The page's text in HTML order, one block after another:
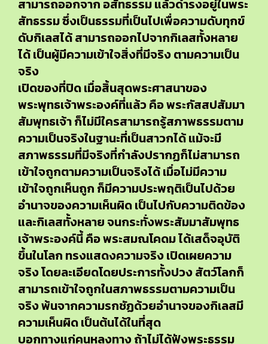
สามารถออกจาก อสัทธรรม แล้วดำรงอยู่ในพระ
สัทธรรม ซึ่งเป็นธรรมที่เป็นไปเพื่อความดับทุกข์
ดับกิเลสได้ สามารถออกไปจากกิเลสทั้งหลาย
ได้ เป็นผู้มีความเข้าใจสิ่งที่มีจริง ตามความเป็น
จริง
เปิดของที่ปิด เมื่อสิ้นสุดพระศาสนาของ
พระพุทธเจ้าพระองค์ที่แล้ว คือ พระกัสสปสัมมา
สัมพุทธเจ้า ก็ไม่มีใครสามารถรู้สภาพธรรมตาม
ความเป็นจริงในฐานะที่เป็นสาวกได้ แม้จะมี
สภาพธรรมที่มีจริงที่กำลังปรากฏก็ไม่สามารถ
เข้าใจถูกตามความเป็นจริงได้ เมื่อไม่มีความ
เข้าใจถูกเห็นถูก ก็มีความประพฤติเป็นไปด้วย
อำนาจของความเห็นผิด เป็นไปกับความติดข้อง
และกิเลสทั้งหลาย จนกระทั่งพระสัมมาสัมพุทธ
เจ้าพระองค์นี้ คือ พระสมณโคดม ได้เสด็จอุบัติ
ขึ้นในโลก ทรงแสดงความจริง เปิดเผยความ
จริง โดยละเอียดโดยประการทั้งปวง สัตว์โลกก็
สามารถเข้าใจถูกในสภาพธรรมตามความเป็น
จริง พ้นจากความรกชัฏด้วยอำนาจของกิเลสมี
ความเห็นผิด เป็นต้นได้ในที่สุด
บอกทางแก่คนหลงทาง ถ้าไม่ได้ฟังพระธรรม